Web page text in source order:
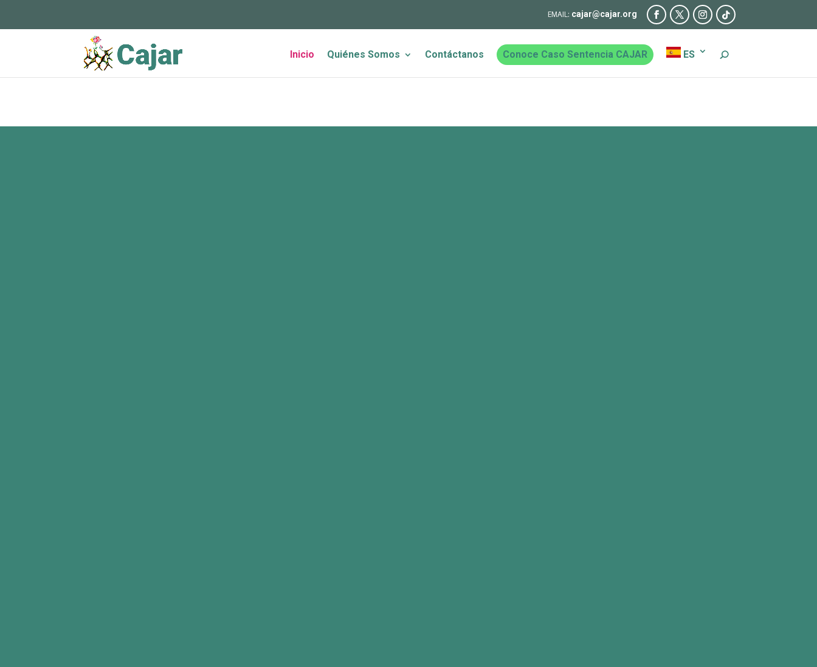
cajar@cajar.org
Inicio Quiénes Somos Contáctanos Conoce Caso Sentencia CAJAR ES